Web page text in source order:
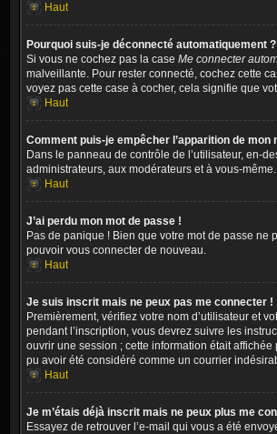
Haut
Pourquoi suis-je déconnecté automatiquement ?
Si vous ne cochez pas la case Me connecter
malveillante. Pour rester connecté, cochez cette
voyez pas cette case à cocher, cela signifie que
Haut
Comment puis-je empêcher l’apparition de
Dans le panneau de contrôle de l’utilisateur, en-
administrateurs, aux modérateurs et à vous-
Haut
J’ai perdu mon mot de passe !
Pas de panique ! Bien que votre mot de passe
pouvoir vous connecter de nouveau.
Haut
Je suis inscrit mais ne peux pas me connecter !
Premièrement, vérifiez votre nom d’utilisateur et
pendant l’inscription, vous devrez suivre les
ouvrir une session ; cette information était
pu avoir été considéré comme un courrier
Haut
Je m’étais déjà inscrit mais ne peux plus me
Essayez de retrouver l’e-mail qui vous a été